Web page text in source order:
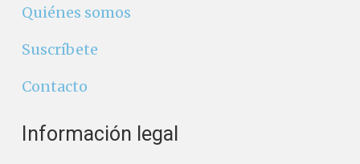
Quiénes somos
Suscríbete
Contacto
Información legal